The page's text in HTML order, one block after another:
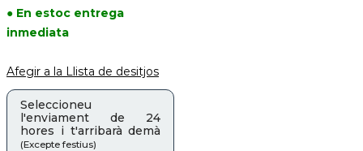
● En estoc entrega
inmediata
Afegir a la Llista de desitjos
Seleccioneu
l'enviament de 24
hores i t'arribarà demà
(Excepte festius)